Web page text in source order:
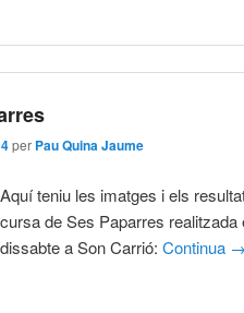
per Pau Quina Jaume
Aquí teniu les imatges i els
cursa de Ses Paparres realitzada
dissabte a Son Carrió:Continua